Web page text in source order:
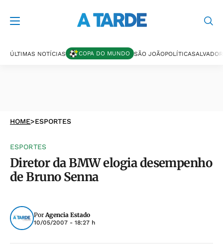
ÚLTIMAS NOTÍCIAS COPA DO MUNDO SÃO JOÃOPOLÍTICASALVADOR
HOME>ESPORTES
ESPORTES
Diretor da BMW elogia desempenho
de Bruno Senna
PorAgencia Estado
10/05/2007 - 18:27 h